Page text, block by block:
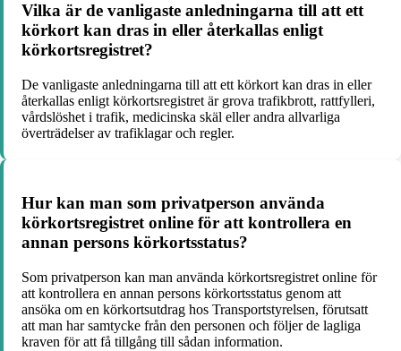
Vilka är de vanligaste anledningarna till att ett
körkort kan dras in eller återkallas enligt
körkortsregistret?
De vanligaste anledningarna till att ett körkort kan dras in eller
återkallas enligt körkortsregistret är grova trafikbrott, rattfylleri,
vårdslöshet i trafik, medicinska skäl eller andra allvarliga
överträdelser av trafiklagar och regler.
Hur kan man som privatperson använda
körkortsregistret online för att kontrollera en
annan persons körkortsstatus?
Som privatperson kan man använda körkortsregistret online för
att kontrollera en annan persons körkortsstatus genom att
ansöka om en körkortsutdrag hos Transportstyrelsen, förutsatt
att man har samtycke från den personen och följer de lagliga
kraven för att få tillgång till sådan information.